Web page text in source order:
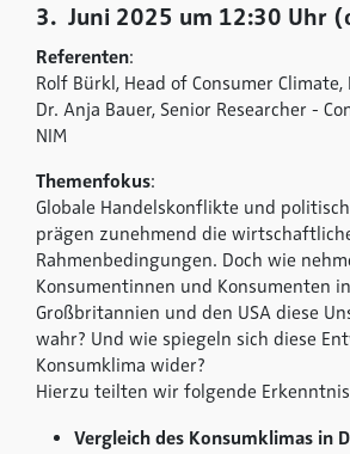
3. Juni 2025 um 12:30 Uhr
Referenten:
Rolf Bürkl, Head of Consumer Climate,
Dr. Anja Bauer, Senior Researcher -
NIM
Themenfokus:
Globale Handelskonflikte und
prägen zunehmend die
Rahmenbedingungen. Doch wie
Konsumentinnen und Konsumenten
Großbritannien und den USA diese
wahr? Und wie spiegeln sich diese
Konsumklima wider?
Hierzu teilten wir folgende
Vergleich des Konsumklimas in